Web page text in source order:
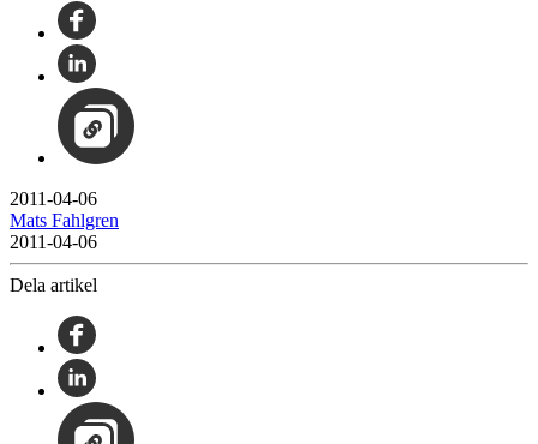
2011-04-06
Mats Fahlgren
2011-04-06
Dela artikel